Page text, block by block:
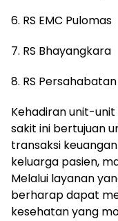
6. RS EMC Pulomas
7. RS Bhayangkara
8. RS Persahabatan
Kehadiran unit-unit
sakit ini bertujuan
transaksi
keluarga pasien,
Melalui layanan
berharap dapat
kesehatan yang